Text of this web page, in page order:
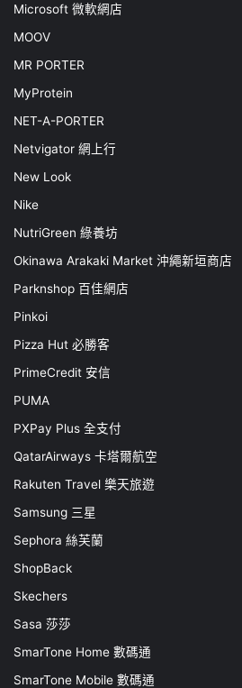
Microsoft 微軟網店
MOOV
MR PORTER
MyProtein
NET-A-PORTER
Netvigator 網上行
New Look
Nike
NutriGreen 綠養坊
Okinawa Arakaki Market 沖繩新垣商店
Parknshop 百佳網店
Pinkoi
Pizza Hut 必勝客
PrimeCredit 安信
PUMA
PXPay Plus 全支付
QatarAirways 卡塔爾航空
Rakuten Travel 樂天旅遊
Samsung 三星
Sephora 絲芙蘭
ShopBack
Skechers
Sasa 莎莎
SmarTone Home 數碼通
SmarTone Mobile 數碼通